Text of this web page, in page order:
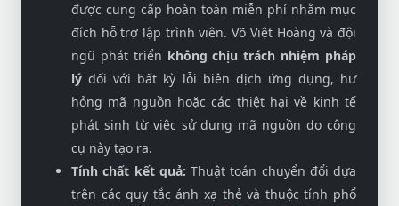
được cung cấp hoàn toàn miễn phí nhằm mục
đích hỗ trợ lập trình viên. Võ Việt Hoàng và đội
ngũ phát triển không chịu trách nhiệm pháp
lý đối với bất kỳ lỗi biên dịch ứng dụng, hư
hỏng mã nguồn hoặc các thiệt hại về kinh tế
phát sinh từ việc sử dụng mã nguồn do công
cụ này tạo ra.
Tính chất kết quả: Thuật toán chuyển đổi dựa
trên các quy tắc ánh xạ thẻ và thuộc tính phổ